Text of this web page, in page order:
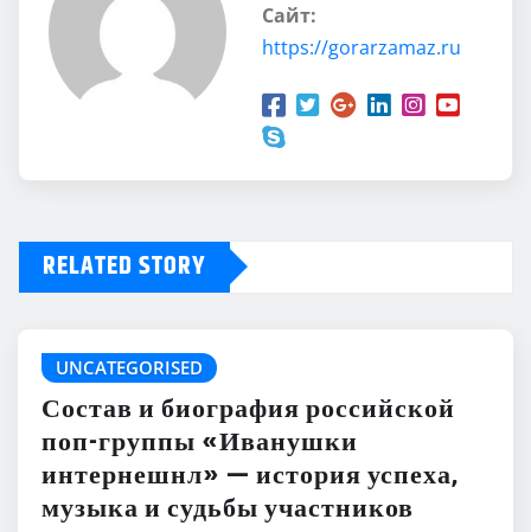
Сайт:
https://gorarzamaz.ru
RELATED STORY
UNCATEGORISED
Состав и биография российской
поп-группы «Иванушки
интернешнл» — история успеха,
музыка и судьбы участников